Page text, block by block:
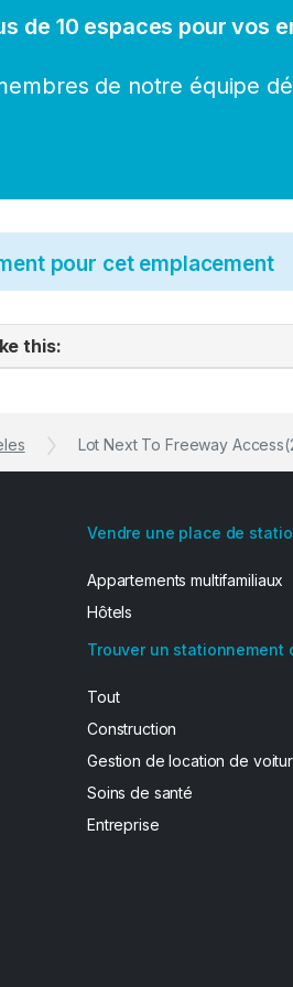
de 10 espaces pour vos
de notre équipe
pour cet emplacement
this:
Lot Next To Freeway
Vendre une place de
Appartements multifamiliaux
Hôtels
Trouver un stationnement
Tout
Construction
Gestion de location de
Soins de santé
Entreprise